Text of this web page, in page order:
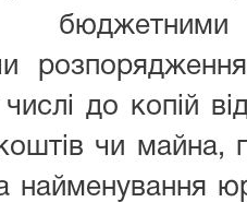
до копій
чи майна,
найменування